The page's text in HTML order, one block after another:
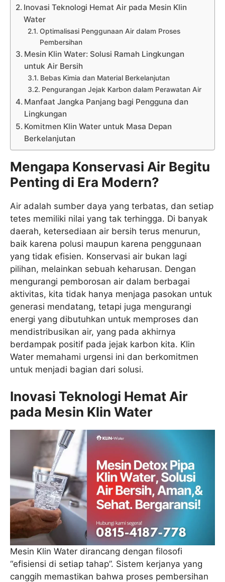
Inovasi Teknologi Hemat Air pada Mesin Klin
Water
Optimalisasi Penggunaan Air dalam Proses
Pembersihan
Mesin Klin Water: Solusi Ramah Lingkungan
untuk Air Bersih
Bebas Kimia dan Material Berkelanjutan
Pengurangan Jejak Karbon dalam Perawatan Air
Manfaat Jangka Panjang bagi Pengguna dan
Lingkungan
Komitmen Klin Water untuk Masa Depan
Berkelanjutan
Mengapa Konservasi Air Begitu
Penting di Era Modern?
Air adalah sumber daya yang terbatas, dan setiap
tetes memiliki nilai yang tak terhingga. Di banyak
daerah, ketersediaan air bersih terus menurun,
baik karena polusi maupun karena penggunaan
yang tidak efisien. Konservasi air bukan lagi
pilihan, melainkan sebuah keharusan. Dengan
mengurangi pemborosan air dalam berbagai
aktivitas, kita tidak hanya menjaga pasokan untuk
generasi mendatang, tetapi juga mengurangi
energi yang dibutuhkan untuk memproses dan
mendistribusikan air, yang pada akhirnya
berdampak positif pada jejak karbon kita. Klin
Water memahami urgensi ini dan berkomitmen
untuk menjadi bagian dari solusi.
Inovasi Teknologi Hemat Air
pada Mesin Klin Water
Mesin Klin Water dirancang dengan filosofi
“efisiensi di setiap tahap”. Sistem kerjanya yang
canggih memastikan bahwa proses pembersihan